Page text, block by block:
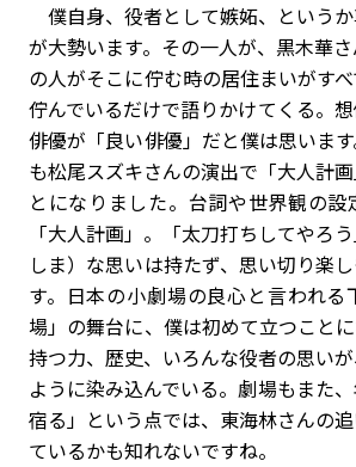
僕自身、役者として嫉妬、という
が大勢います。その一人が、黒木華
の人がそこに佇む時の居住まいがすべ
佇んでいるだけで語りかけてくる。
俳優が「良い俳優」だと僕は思いま
も松尾スズキさんの演出で「大人計
とになりました。台詞や世界観の
「大人計画」。「太刀打ちしてやろ
しま）な思いは持たず、思い切り楽
す。日本の小劇場の良心と言われる
場」の舞台に、僕は初めて立つこと
持つ力、歴史、いろんな役者の思い
ように染み込んでいる。劇場もまた
宿る」という点では、東海林さんの
ているかも知れないですね。